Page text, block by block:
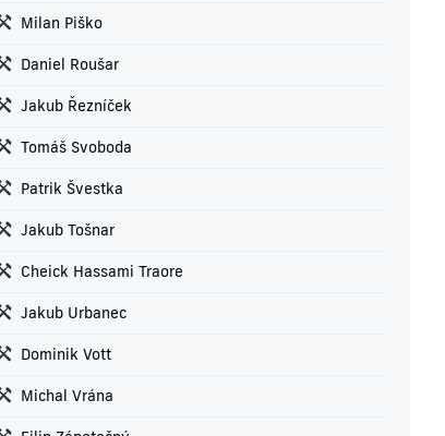
Milan Piško
Daniel Roušar
Jakub Řezníček
Tomáš Svoboda
Patrik Švestka
Jakub Tošnar
Cheick Hassami Traore
Jakub Urbanec
Dominik Vott
Michal Vrána